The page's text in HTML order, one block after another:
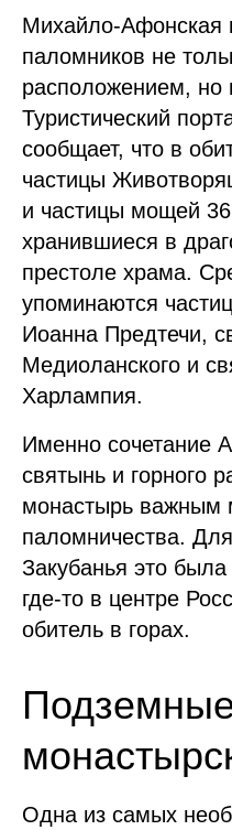
Михайло-Афонская
паломников не
расположением, но
Туристический
сообщает, что в
частицы
и частицы мощей
хранившиеся в
престоле храма.
упоминаются
Иоанна Предтечи,
Медиоланского и
Харлампия.
Именно сочетание
святынь и горного
монастырь важным
паломничества.
Закубанья это
где-то в центре
обитель в горах.
Одна из самых